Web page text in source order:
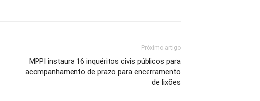
Próximo artigo
MPPI instaura 16 inquéritos civis públicos para
acompanhamento de prazo para encerramento
de lixões